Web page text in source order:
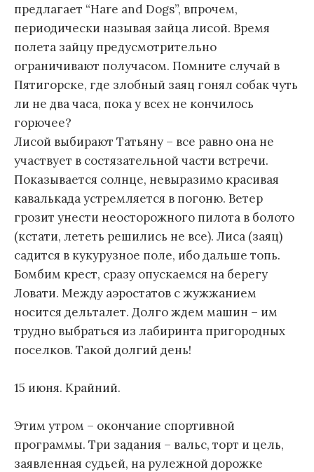
предлагает “Hare and Dogs”, впрочем,
периодически называя зайца лисой. Время
полета зайцу предусмотрительно
ограничивают получасом. Помните случай в
Пятигорске, где злобный заяц гонял собак чуть
ли не два часа, пока у всех не кончилось
горючее?
Лисой выбирают Татьяну – все равно она не
участвует в состязательной части встречи.
Показывается солнце, невыразимо красивая
кавалькада устремляется в погоню. Ветер
грозит унести неосторожного пилота в болото
(кстати, лететь решились не все). Лиса (заяц)
садится в кукурузное поле, ибо дальше топь.
Бомбим крест, сразу опускаемся на берегу
Ловати. Между аэростатов с жужжанием
носится дельталет. Долго ждем машин – им
трудно выбраться из лабиринта пригородных
поселков. Такой долгий день!
15 июня. Крайний.
Этим утром – окончание спортивной
программы. Три задания – вальс, торт и цель,
заявленная судьей, на рулежной дорожке